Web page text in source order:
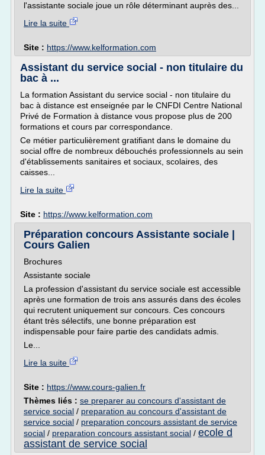
l'assistante sociale joue un rôle déterminant auprès des...
Lire la suite
Site : https://www.kelformation.com
Assistant du service social - non titulaire du
bac à ...
La formation Assistant du service social - non titulaire du
bac à distance est enseignée par le CNFDI Centre National
Privé de Formation à distance vous propose plus de 200
formations et cours par correspondance.
Ce métier particulièrement gratifiant dans le domaine du
social offre de nombreux débouchés professionnels au sein
d'établissements sanitaires et sociaux, scolaires, des
caisses...
Lire la suite
Site : https://www.kelformation.com
Préparation concours Assistante sociale |
Cours Galien
Brochures
Assistante sociale
La profession d'assistant du service sociale est accessible
après une formation de trois ans assurés dans des écoles
qui recrutent uniquement sur concours. Ces concours
étant très sélectifs, une bonne préparation est
indispensable pour faire partie des candidats admis.
Le...
Lire la suite
Site : https://www.cours-galien.fr
Thèmes liés : se preparer au concours d'assistant de
service social / preparation au concours d'assistant de
service social / preparation concours assistant de service
social / preparation concours assistant social / ecole d
assistant de service social